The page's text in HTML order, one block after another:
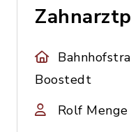
Boostedt
Rolf Menge